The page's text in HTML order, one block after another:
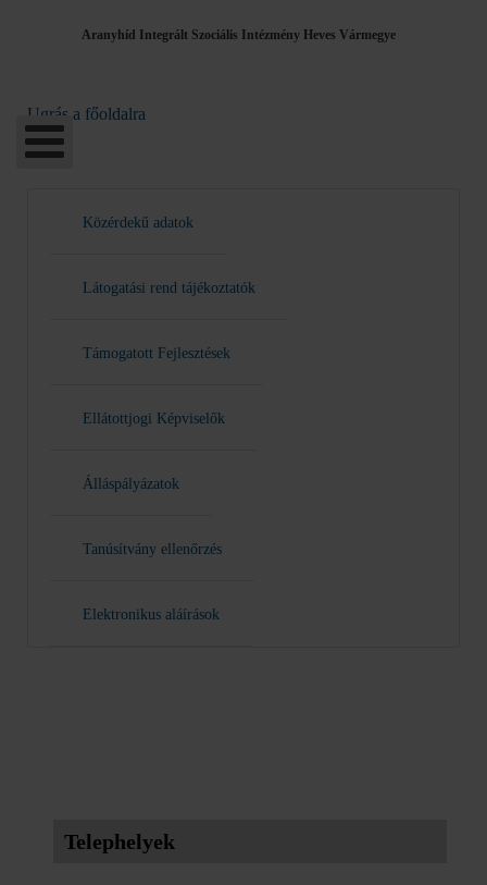
Aranyhíd Integrált Szociális Intézmény Heves Vármegye
Ugrás a főoldalra
Közérdekű adatok
Látogatási rend tájékoztatók
Támogatott Fejlesztések
Ellátottjogi Képviselők
Álláspályázatok
Tanúsítvány ellenőrzés
Elektronikus aláírások
Telephelyek